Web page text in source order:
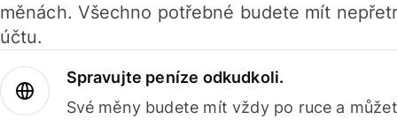
měnách. Všechno potřebné budete mít
účtu.
Spravujte peníze odkudkoli.
Své měny budete mít vždy po ruce a